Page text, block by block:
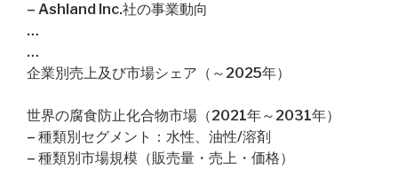
– Ashland Inc.社の事業動向
…
…
企業別売上及び市場シェア（～2025年）
世界の腐食防止化合物市場（2021年～2031年）
– 種類別セグメント：水性、油性/溶剤
– 種類別市場規模（販売量・売上・価格）